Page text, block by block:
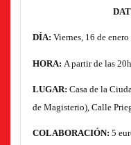
DÍA: Viernes, 16 de
HORA: A partir de las 20h.
LUGAR: Casa de la
de Magisterio), Calle
COLABORACIÓN: 5